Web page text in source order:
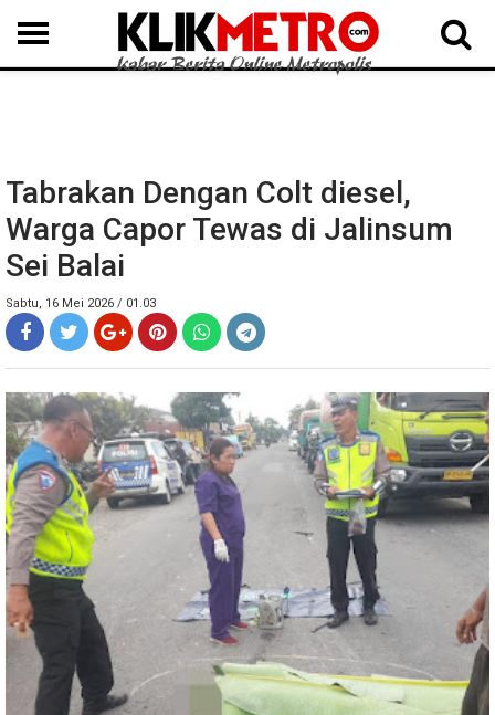
MEDAN LANGKAT DAIRI SAMOSIR TAPUT BATUBARA DELISERDANG
Tabrakan Dengan Colt diesel,
Warga Capor Tewas di Jalinsum
Sei Balai
Sabtu, 16 Mei 2026 / 01.03